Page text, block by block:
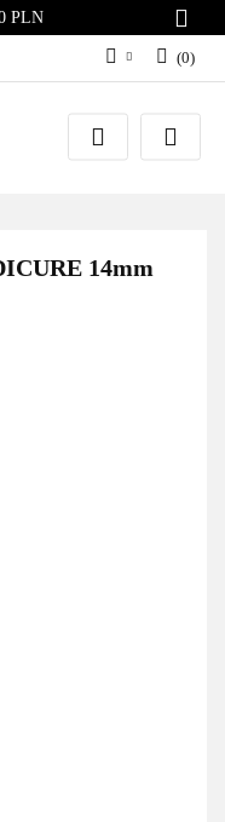
PLN
Zaloguj się
Załóż konto
(0)
14mm